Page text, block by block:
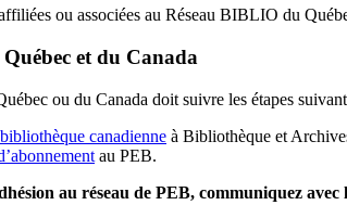
ou associées au Réseau BIBLIO du
et du Canada
ou du Canada doit suivre les étapes
canadienne à Bibliothèque et
au PEB.
au réseau de PEB, communiquez